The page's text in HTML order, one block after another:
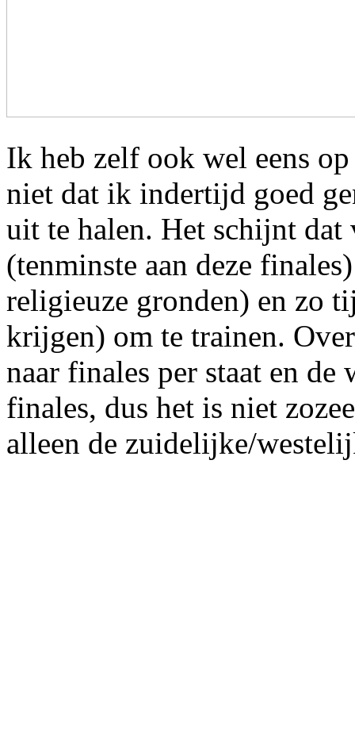
Ik heb zelf ook wel eens
niet dat ik indertijd goed
uit te halen. Het schijnt dat
(tenminste aan deze
religieuze gronden) en zo
krijgen) om te trainen.
naar finales per staat en de
finales, dus het is niet
alleen de zuidelijke/